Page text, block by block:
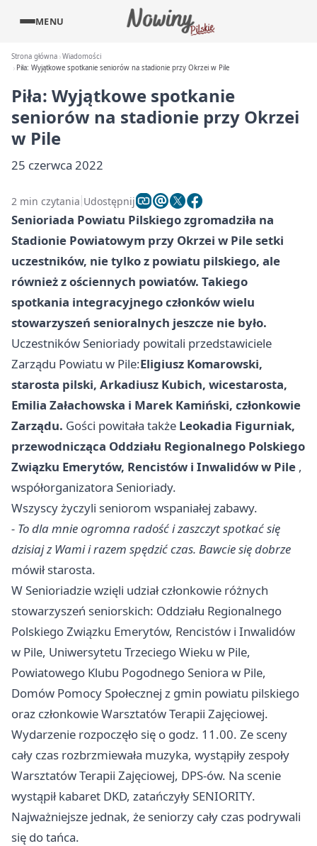
MENU
Strona główna Wiadomości
Piła: Wyjątkowe spotkanie seniorów na stadionie przy Okrzei w Pile
Piła: Wyjątkowe spotkanie
seniorów na stadionie przy Okrzei
w Pile
25 czerwca 2022
2 min czytania Udostępnij
Senioriada Powiatu Pilskiego zgromadziła na
Stadionie Powiatowym przy Okrzei w Pile setki
uczestników, nie tylko z powiatu pilskiego, ale
również z ościennych powiatów. Takiego
spotkania integracyjnego członków wielu
stowarzyszeń senioralnych jeszcze nie było.
Uczestników Senioriady powitali przedstawiciele
Zarządu Powiatu w Pile:Eligiusz Komarowski,
starosta pilski, Arkadiusz Kubich, wicestarosta,
Emilia Załachowska i Marek Kamiński, członkowie
Zarządu. Gości powitała także Leokadia Figurniak,
przewodnicząca Oddziału Regionalnego Polskiego
Związku Emerytów, Rencistów i Inwalidów w Pile ,
współorganizatora Senioriady.
Wszyscy życzyli seniorom wspaniałej zabawy.
- To dla mnie ogromna radość i zaszczyt spotkać się
dzisiaj z Wami i razem spędzić czas. Bawcie się dobrze
mówił starosta.
W Senioriadzie wzięli udział członkowie różnych
stowarzyszeń seniorskich: Oddziału Regionalnego
Polskiego Związku Emerytów, Rencistów i Inwalidów
w Pile, Uniwersytetu Trzeciego Wieku w Pile,
Powiatowego Klubu Pogodnego Seniora w Pile,
Domów Pomocy Społecznej z gmin powiatu pilskiego
oraz członkowie Warsztatów Terapii Zajęciowej.
Wydarzenie rozpoczęło się o godz. 11.00. Ze sceny
cały czas rozbrzmiewała muzyka, wystąpiły zespoły
Warsztatów Terapii Zajęciowej, DPS-ów. Na scenie
wystąpił kabaret DKD, zatańczyły SENIORITY.
Najważniejsze jednak, że seniorzy cały czas podrywali
się do tańca.